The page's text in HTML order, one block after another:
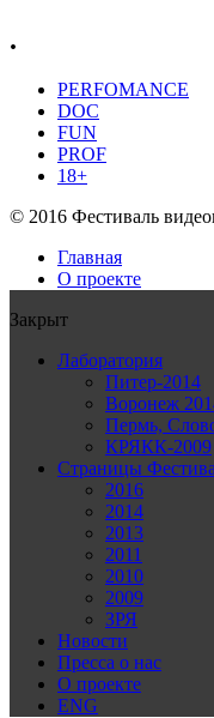
.
PERFOMANCE
DOC
FUN
PROF
18+
© 2016 Фестиваль
Главная
О проекте
Закрыт
Лаборатория
Питер-2014
Воронеж
Пермь,
КРЯКК-2009
Страницы
2016
2014
2013
2011
2010
2009
ЗРЯ
Новости
Пресса о нас
О проекте
ENG